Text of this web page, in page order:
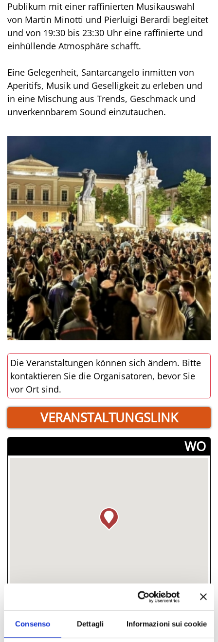
Consenso Dettagli Informazioni sui cookie
Publikum mit einer raffinierten Musikauswahl
von Martin Minotti und Pierluigi Berardi begleitet
und von 19:30 bis 23:30 Uhr eine raffinierte und
einhüllende Atmosphäre schafft.
Eine Gelegenheit, Santarcangelo inmitten von
Aperitifs, Musik und Geselligkeit zu erleben und
in eine Mischung aus Trends, Geschmack und
unverkennbarem Sound einzutauchen.
Die Veranstaltungen können sich ändern. Bitte
kontaktieren Sie die Organisatoren, bevor Sie
vor Ort sind.
VERANSTALTUNGSLINK
­WO
Piazza Ganganelli 1, Santarcangelo di
Romagna, (RN)